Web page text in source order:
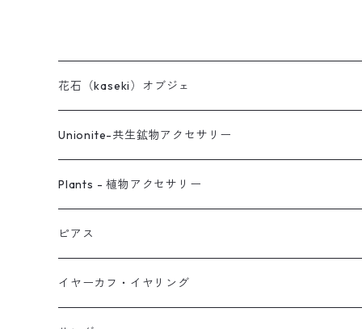
花石（kaseki）オブジェ
Unionite-共生鉱物アクセサリー
ピアス
ネックレス
イヤーカフ
Plants - 植物アクセサリー
ピアス
ネックレス
ピアス
スタッド・一粒
イヤーカフ・イヤリング